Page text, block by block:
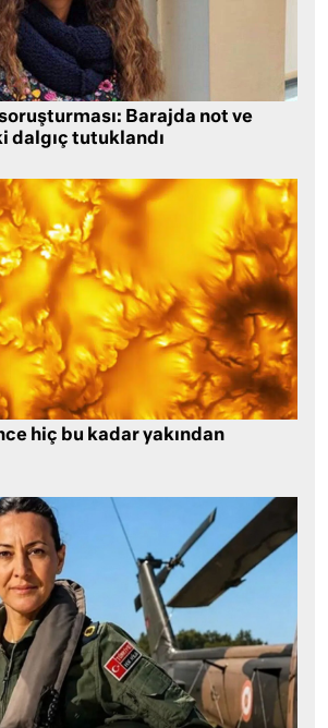
Barajda not ve
dalgıç tutuklandı
hiç bu kadar yakından